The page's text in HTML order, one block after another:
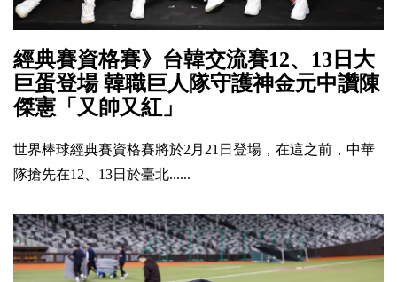
經典賽資格賽》台韓交流賽12、13日大
巨蛋登場 韓職巨人隊守護神金元中讚陳
傑憲「又帥又紅」
世界棒球經典賽資格賽將於2月21日登場，在這之前，中華
隊搶先在12、13日於臺北......